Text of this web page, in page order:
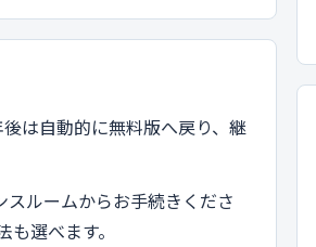
は自動的に無料版へ戻り、継
ルームからお手続きくださ
選べます。